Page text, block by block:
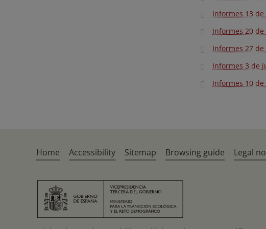
Informes 13 de
Informes 20 de
Informes 27 de
Informes 3 de
Informes 10
Home Accessibility Sitemap Browsing guide Legal